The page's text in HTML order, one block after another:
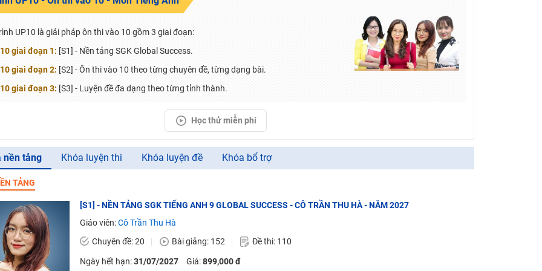
ít nhất 25 điểm
(Từ 16-18/07/2025)
lai!
viên giỏi và nổi tiếng
UP10 là giải pháp ôn thi vào 10 gồm 3 giai đoạn:
giai đoạn 1: [S1] - Nền tảng SGK Global Success.
giai đoạn 2: [S2] - Ôn thi vào 10 theo từng chuyên đề, từng dạng bài.
giai đoạn 3: [S3] - Luyện đề đa dạng theo từng tỉnh thành.
Học thử miễn phí
nền tảng Khóa luyện thi Khóa luyện đề Khóa bổ trợ
TẢNG
[S1] - NỀN TẢNG SGK TIẾNG ANH 9 GLOBAL SUCCESS - CÔ TRẦN THU HÀ - NĂM 2027
Giáo viên:Cô Trần Thu Hà
Chuyên đề: 20
Bài giảng: 152 Đề thi: 110
Ngày hết hạn:31/07/2027 Giá:899,000 đ